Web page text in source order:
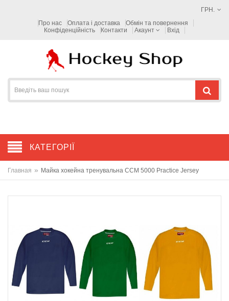
ГРН.
Про нас
Оплата і доставка
Обмін та повернення
Конфіденційність
Контакти Акаунт Вхід
КАТЕГОРІЇ
Главная » Майка хокейна тренувальна CCM 5000 Practice Jersey